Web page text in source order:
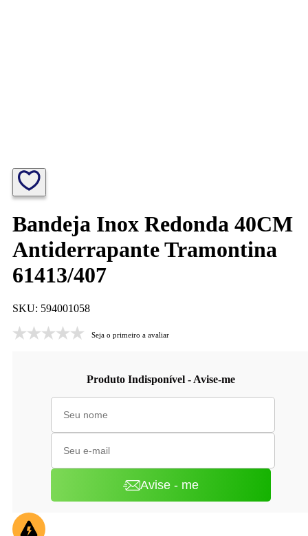
Bandeja Inox Redonda 40CM
Antiderrapante Tramontina
61413/407
SKU: 594001058
Seja o primeiro a avaliar
Produto Indisponível - Avise-me
Avise - me